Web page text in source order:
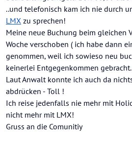
..und telefonisch kam ich nie durch
LMX zu sprechen!
Meine neue Buchung beim gleichen
Woche verschoben ( ich habe dann
genommen, weil ich sowieso neu
keinerlei Entgegenkommen gebracht.
Laut Anwalt konnte ich auch da
abdrücken - Toll !
Ich reise jedenfalls nie mehr mit
nicht mehr mit LMX!
Gruss an die Comunitiy